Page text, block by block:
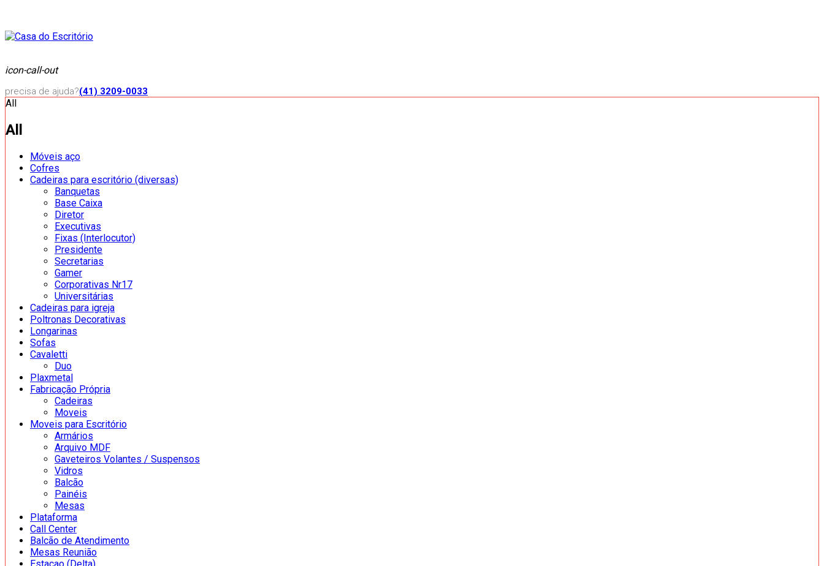
icon-call-out
precisa de ajuda?(41) 3209-0033
All
All
Móveis aço
Cofres
Cadeiras para escritório (diversas)
Banquetas
Base Caixa
Diretor
Executivas
Fixas (Interlocutor)
Presidente
Secretarias
Gamer
Corporativas Nr17
Universitárias
Cadeiras para igreja
Poltronas Decorativas
Longarinas
Sofas
Cavaletti
Duo
Plaxmetal
Fabricação Própria
Cadeiras
Moveis
Moveis para Escritório
Armários
Arquivo MDF
Gaveteiros Volantes / Suspensos
Vidros
Balcão
Painéis
Mesas
Plataforma
Call Center
Balcão de Atendimento
Mesas Reunião